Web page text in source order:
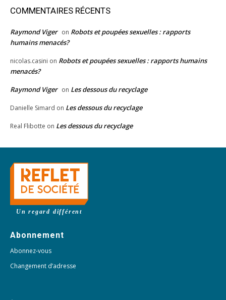
COMMENTAIRES RÉCENTS
Raymond Viger on Robots et poupées sexuelles : rapports
humains menacés?
nicolas.casini on Robots et poupées sexuelles : rapports humains
menacés?
Raymond Viger on Les dessous du recyclage
Danielle Simard on Les dessous du recyclage
Real Flibotte on Les dessous du recyclage
Un regard différent
Abonnement
Abonnez-vous
Changement d’adresse